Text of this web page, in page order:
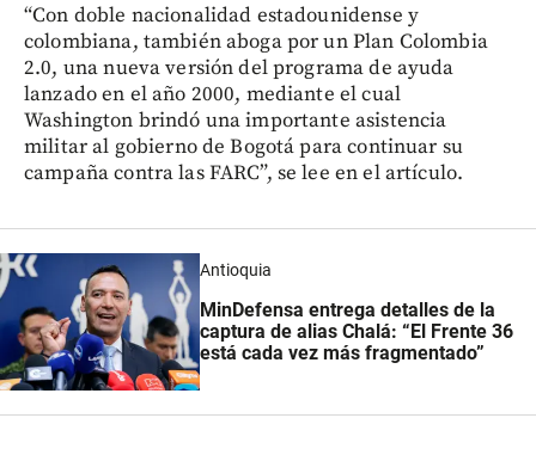
“Con doble nacionalidad estadounidense y
colombiana, también aboga por un Plan Colombia
2.0, una nueva versión del programa de ayuda
lanzado en el año 2000, mediante el cual
Washington brindó una importante asistencia
militar al gobierno de Bogotá para continuar su
campaña contra las FARC”, se lee en el artículo.
Antioquia
MinDefensa entrega detalles de la
captura de alias Chalá: “El Frente 36
está cada vez más fragmentado”